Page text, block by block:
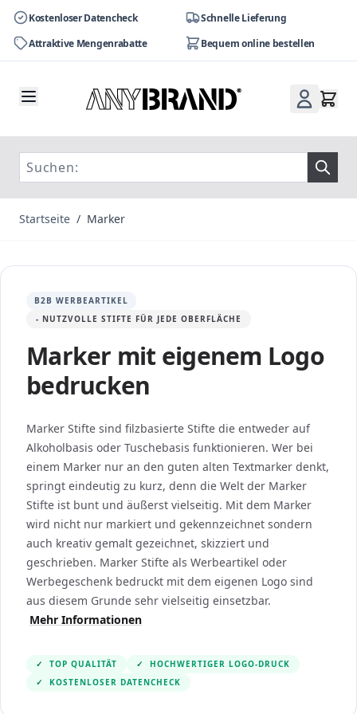
Kostenloser Datencheck
Schnelle Lieferung
Attraktive Mengenrabatte
Bequem online bestellen
Startseite / Marker
B2B WERBEARTIKEL
- NUTZVOLLE STIFTE FÜR JEDE OBERFLÄCHE
Marker mit eigenem Logo
bedrucken
Marker Stifte sind filzbasierte Stifte die entweder auf
Alkoholbasis oder Tuschebasis funktionieren. Wer bei
einem Marker nur an den guten alten Textmarker denkt,
springt eindeutig zu kurz, denn die Welt der Marker
Stifte ist bunt und äußerst vielseitig. Mit dem Marker
wird nicht nur markiert und gekennzeichnet sondern
auch kreativ gemalt gezeichnet, skizziert und
geschrieben. Marker Stifte als Werbeartikel oder
Werbegeschenk bedruckt mit dem eigenen Logo sind
aus diesem Grunde sehr vielseitig einsetzbar.
Mehr Informationen
✓ TOP QUALITÄT ✓
HOCHWERTIGER LOGO-DRUCK
✓
KOSTENLOSER DATENCHECK